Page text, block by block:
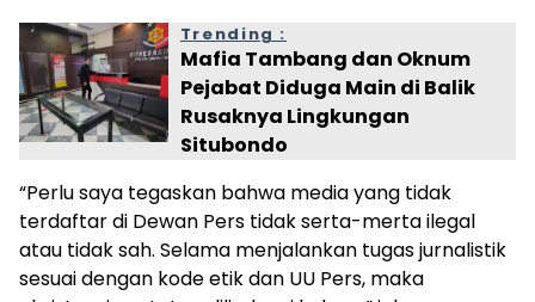
Trending :
Mafia Tambang dan Oknum
Pejabat Diduga Main di Balik
Rusaknya Lingkungan
Situbondo
“Perlu saya tegaskan bahwa media yang tidak
terdaftar di Dewan Pers tidak serta-merta ilegal
atau tidak sah. Selama menjalankan tugas jurnalistik
sesuai dengan kode etik dan UU Pers, maka